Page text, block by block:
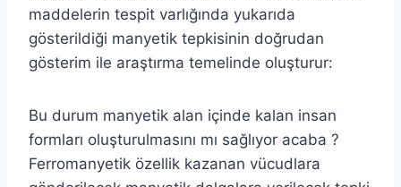
maddelerin tespit varlığında yukarıda
gösterildiği manyetik tepkisinin doğrudan
gösterim ile araştırma temelinde oluşturur:
Bu durum manyetik alan içinde kalan insan
formları oluşturulmasını mı sağlıyor acaba ?
Ferromanyetik özellik kazanan vücudlara